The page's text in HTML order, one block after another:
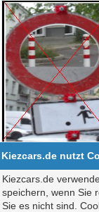
Kiezcars.de nutzt
Kiezcars.de
speichern, wenn Sie
Sie es nicht sind.